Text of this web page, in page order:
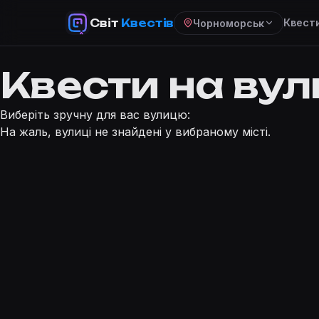
Світ Квестів Чорноморськ
Квести на
Виберіть зручну для вас вулицю:
На жаль, вулиці не знайдені у вибраному місті.